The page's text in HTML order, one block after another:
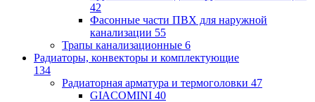
42
Фасонные части ПВХ для наружной
канализации 55
Трапы канализационные 6
Радиаторы, конвекторы и комплектующие
134
Радиаторная арматура и термоголовки 47
GIACOMINI 40